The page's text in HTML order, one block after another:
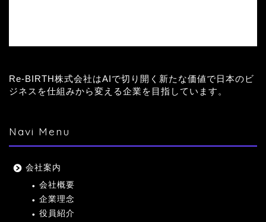
Re-BIRTH株式会社はAIで切り開く新たな価値で日本のビ
ジネスを仕組みから変える企業を目指しています。
Navi Menu
会社案内
会社概要
企業理念
役員紹介